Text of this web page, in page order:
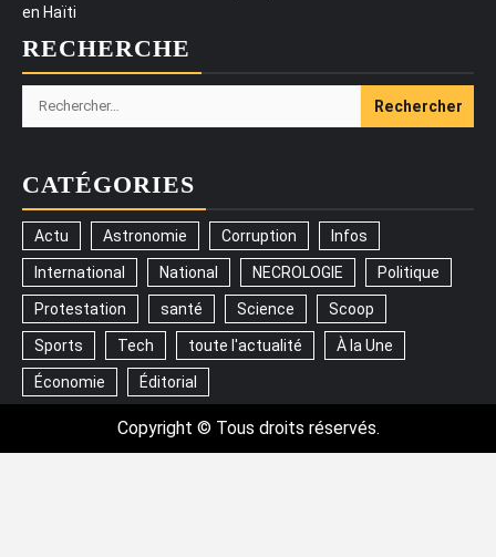
en Haïti
RECHERCHE
Rechercher :
CATÉGORIES
Actu Astronomie Corruption Infos
International National NECROLOGIE Politique
Protestation santé Science Scoop
Sports Tech toute l'actualité À la Une
Économie Éditorial
Copyright © Tous droits réservés.